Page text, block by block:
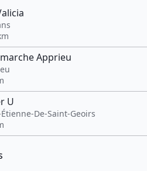
Apprieu
U
De-Saint-Geoirs